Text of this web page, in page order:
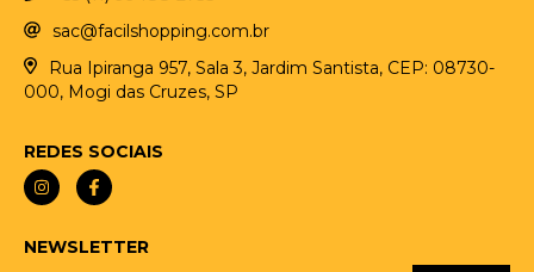
sac@facilshopping.com.br
Rua Ipiranga 957, Sala 3, Jardim Santista, CEP: 08730-
000, Mogi das Cruzes, SP
REDES SOCIAIS
NEWSLETTER